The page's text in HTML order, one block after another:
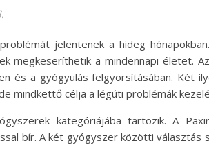
jelentenek a hideg
megkeseríthetik a mindennapi életet.
és a gyógyulás felgyorsításában. Két
mindkettő célja a légúti problémák
kategóriájába tartozik. A
bír. A két gyógyszer közötti választás